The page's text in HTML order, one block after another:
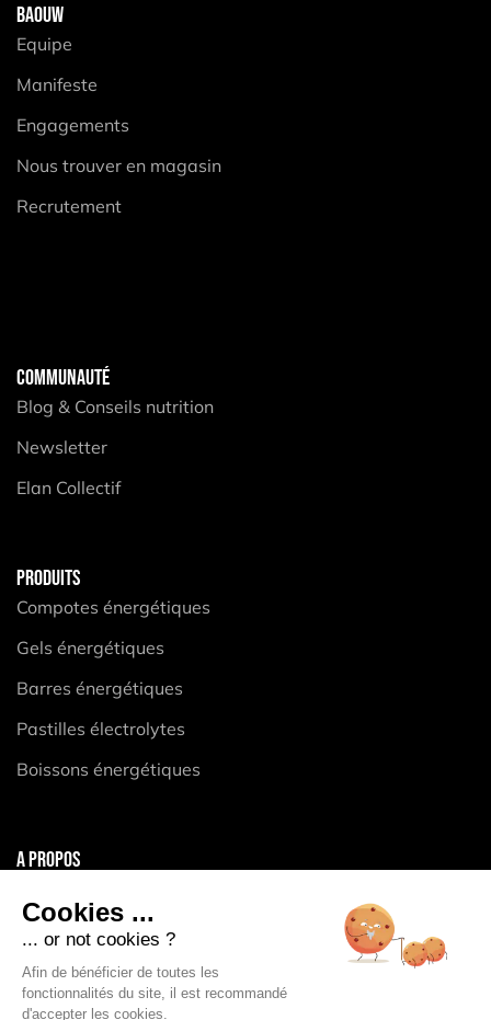
BAOUW
Equipe
Manifeste
Engagements
Nous trouver en magasin
Recrutement
COMMUNAUTÉ
Blog & Conseils nutrition
Newsletter
Elan Collectif
PRODUITS
Compotes énergétiques
Gels énergétiques
Barres énergétiques
Pastilles électrolytes
Boissons énergétiques
A PROPOS
CGV
Politique de confidentialité
Politique des Cookies
Cookies ...
... or not cookies ?
Afin de bénéficier de toutes les
fonctionnalités du site, il est recommandé
d'accepter les cookies.